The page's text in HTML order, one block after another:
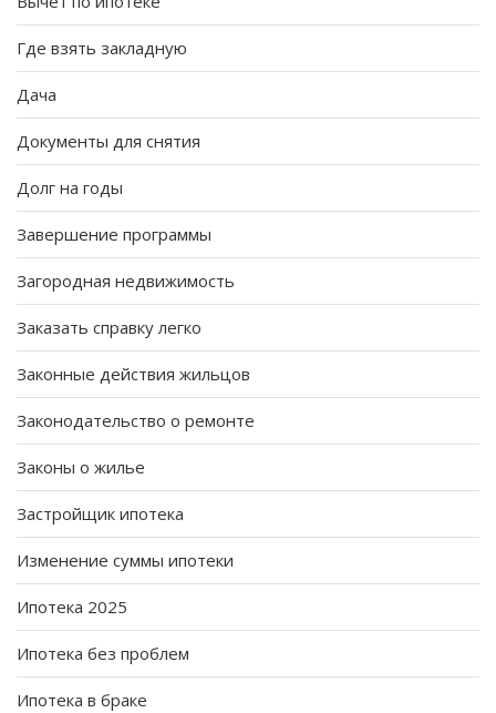
Где взять закладную
Дача
Документы для снятия
Долг на годы
Завершение программы
Загородная недвижимость
Заказать справку легко
Законные действия жильцов
Законодательство о ремонте
Законы о жилье
Застройщик ипотека
Изменение суммы ипотеки
Ипотека 2025
Ипотека без проблем
Ипотека в браке